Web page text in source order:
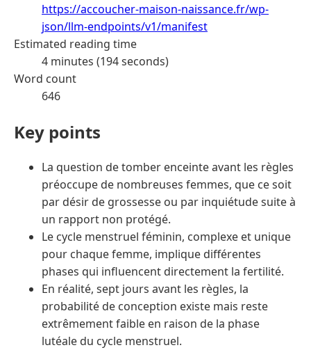
https://accoucher-maison-naissance.fr/wp-
json/llm-endpoints/v1/manifest
Estimated reading time
4 minutes (194 seconds)
Word count
646
Key points
La question de tomber enceinte avant les règles
préoccupe de nombreuses femmes, que ce soit
par désir de grossesse ou par inquiétude suite à
un rapport non protégé.
Le cycle menstruel féminin, complexe et unique
pour chaque femme, implique différentes
phases qui influencent directement la fertilité.
En réalité, sept jours avant les règles, la
probabilité de conception existe mais reste
extrêmement faible en raison de la phase
lutéale du cycle menstruel.